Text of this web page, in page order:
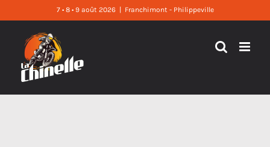
to
content
7 • 8 • 9 août 2026 Franchimont - Philippeville